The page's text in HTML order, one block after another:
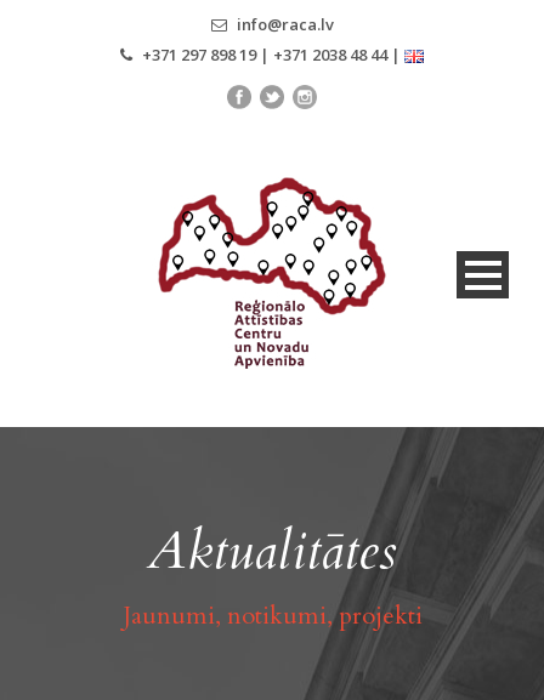
info@raca.lv
+371 297 898 19 | +371 2038 48 44 |
Aktualitātes
Jaunumi, notikumi, projekti